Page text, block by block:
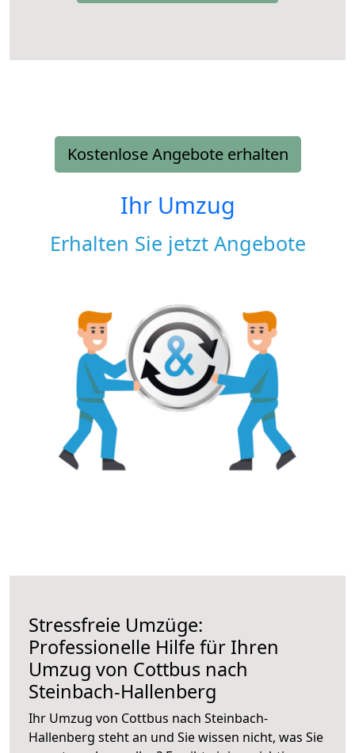
Kostenlose Angebote erhalten
Ihr Umzug
Erhalten Sie jetzt Angebote
Stressfreie Umzüge:
Professionelle Hilfe für Ihren
Umzug von Cottbus nach
Steinbach-Hallenberg
Ihr Umzug von Cottbus nach Steinbach-
Hallenberg steht an und Sie wissen nicht, was Sie